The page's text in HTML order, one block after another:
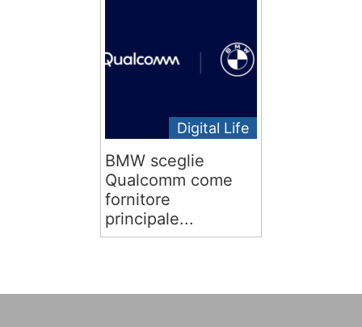
Digital Life
BMW sceglie
Qualcomm come
fornitore
principale...